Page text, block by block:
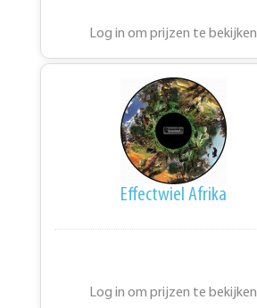
Log in om prijzen te bekijken
Effectwiel Afrika
Log in om prijzen te bekijken